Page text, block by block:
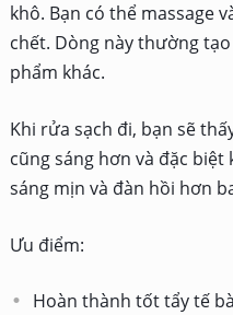
khô. Bạn có thể massage
chết. Dòng này thường
phẩm khác.
Khi rửa sạch đi, bạn sẽ
cũng sáng hơn và đặc
sáng mịn và đàn hồi hơn
Ưu điểm:
Hoàn thành tốt tẩy tế